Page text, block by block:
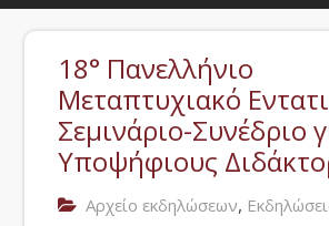
18° Πανελλήνιο
Μεταπτυχιακό
Σεμινάριο-Συνέδριο
Υποψήφιους
Αρχείο εκδηλώσεων,